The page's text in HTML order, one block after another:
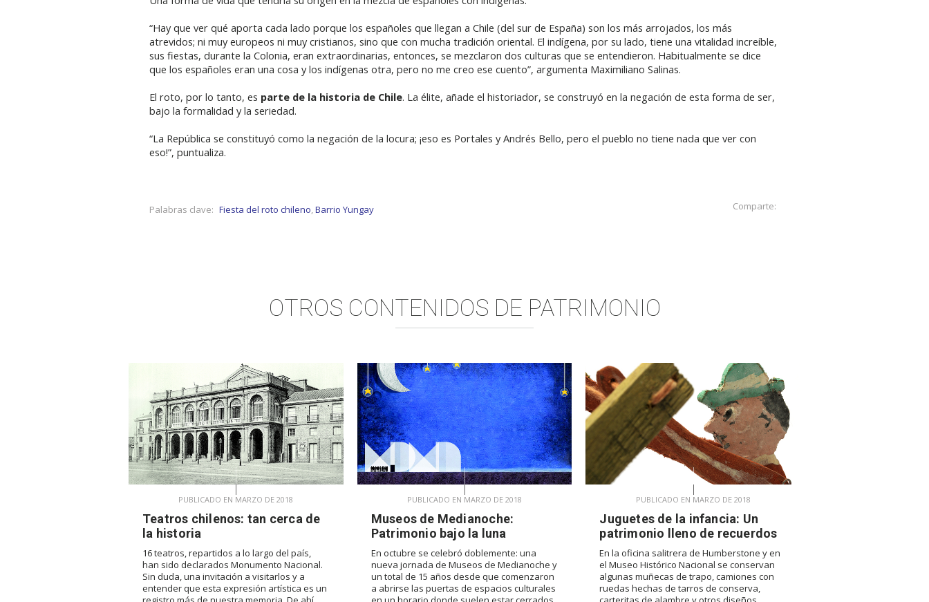
“Hay que ver qué aporta cada lado porque los españoles que llegan a Chile (del sur de España) son los más arrojados, los más
atrevidos; ni muy europeos ni muy cristianos, sino que con mucha tradición oriental. El indígena, por su lado, tiene una vitalidad increíble,
sus fiestas, durante la Colonia, eran extraordinarias, entonces, se mezclaron dos culturas que se entendieron. Habitualmente se dice
que los españoles eran una cosa y los indígenas otra, pero no me creo ese cuento”, argumenta Maximiliano Salinas.
El roto, por lo tanto, es parte de la historia de Chile. La élite, añade el historiador, se construyó en la negación de esta forma de ser,
bajo la formalidad y la seriedad.
“La República se constituyó como la negación de la locura; ¡eso es Portales y Andrés Bello, pero el pueblo no tiene nada que ver con
eso!”, puntualiza.
Comparte:
Palabras clave: Fiesta del roto chileno,Barrio Yungay
OTROS CONTENIDOS DE PATRIMONIO
PUBLICADO EN MARZO DE 2018
Teatros chilenos: tan cerca de
la historia
16 teatros, repartidos a lo largo del país,
han sido declarados Monumento Nacional.
Sin duda, una invitación a visitarlos y a
entender que esta expresión artística es un
PUBLICADO EN MARZO DE 2018
Museos de Medianoche:
Patrimonio bajo la luna
En octubre se celebró doblemente: una
nueva jornada de Museos de Medianoche y
un total de 15 años desde que comenzaron
a abrirse las puertas de espacios culturales
PUBLICADO EN MARZO DE 2018
Juguetes de la infancia: Un
patrimonio lleno de recuerdos
En la oficina salitrera de Humberstone y en
el Museo Histórico Nacional se conservan
algunas muñecas de trapo, camiones con
ruedas hechas de tarros de conserva,